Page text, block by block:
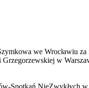
we Wrocławiu
w